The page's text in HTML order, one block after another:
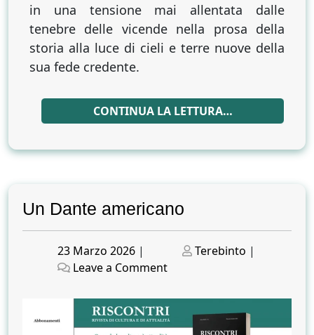
in una tensione mai allentata dalle
tenebre delle vicende nella prosa della
storia alla luce di cieli e terre nuove della
sua fede credente.
CONTINUA LA LETTURA…
Un Dante americano
Posted
on
23 Marzo 2026 |
Posted
Terebinto |
Leave a Commenton
Dante
americano